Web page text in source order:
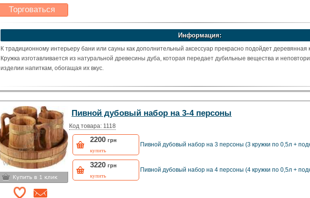
Торговаться
Какая цена Вас
устроит?
Информация:
К традиционному интерьеру бани или сауны как дополнительный аксессуар прекрасно подойдет
Кружка изготавливается из натуральной древесины дуба, которая передает дубильные вещества и
изделии напиткам, обогащая их вкус.
Пивной дубовый набор на 3-4 персоны
Код товара: 1118
2200 грн
купить
Пивной дубовый набор на 3 персоны (3 кружки по 0,5л +
3220 грн
купить
Пивной дубовый набор на 4 персоны (4 кружки по 0,5л +